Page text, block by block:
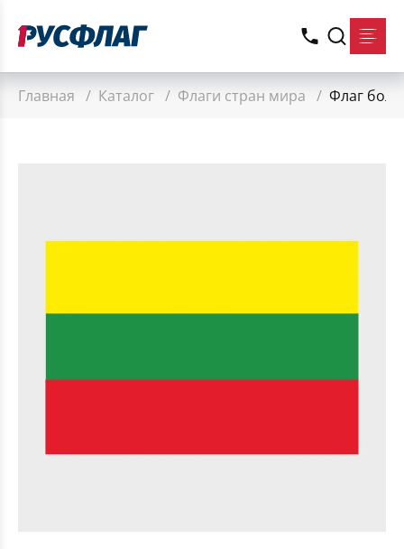
Главная / Каталог / Флаги стран мира / Флаг